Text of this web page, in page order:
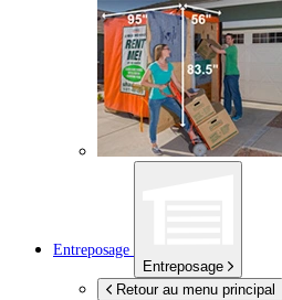
Entreposage
Entreposage
Retour au menu principal